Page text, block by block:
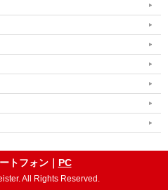
トフォン｜ PC
All Rights Reserved.